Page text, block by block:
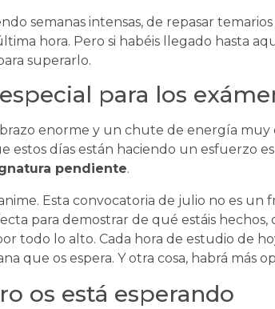
semanas intensas, de repasar
hora. Pero si habéis llegado hasta
superarlo.
para los
enorme y un chute de energía muy
estos días están haciendo un esfuerzo
pendiente.
Esta convocatoria de julio no es un
para demostrar de qué estáis hechos,
todo lo alto. Cada hora de estudio de
que os espera. Y otra cosa, habrá más
os está esperando